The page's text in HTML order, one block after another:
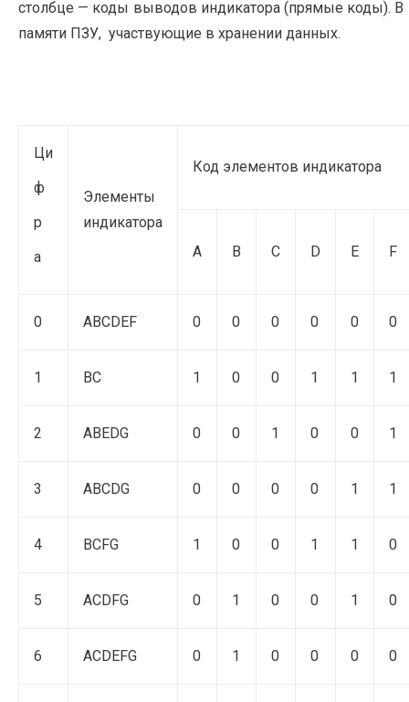
столбце — коды выводов индикатора (прямые коды).
памяти ПЗУ, участвующие в хранении данных.
Ци
ф
р
а
Элементы
индикатора
Код элементов индикатора
A B C D E F
0 ABCDEF 0 0 0 0 0 0
1 BC 1 0 0 1 1 1
2 ABEDG 0 0 1 0 0 1
3 ABCDG 0 0 0 0 1 1
4 BCFG 1 0 0 1 1 0
5 ACDFG 0 1 0 0 1 0
6 ACDEFG 0 1 0 0 0 0